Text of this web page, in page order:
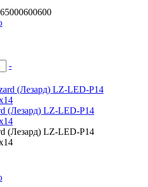
-
(Лезард) LZ-LED-Р14
(Лезард) LZ-LED-Р14